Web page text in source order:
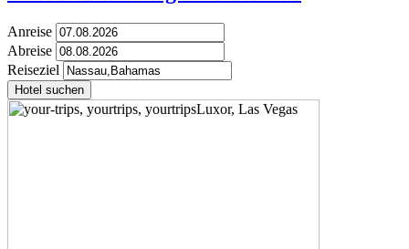
Anreise
Abreise
Reiseziel
Hotel suchen